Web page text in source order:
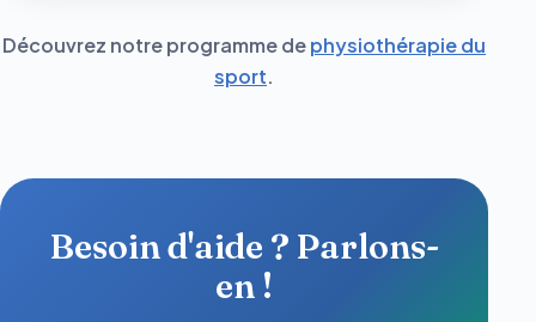
Découvrez notre programme dephysiothérapie du
sport.
Besoin d'aide ? Parlons-
en !